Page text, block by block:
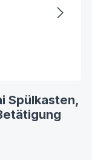
Spülkasten,